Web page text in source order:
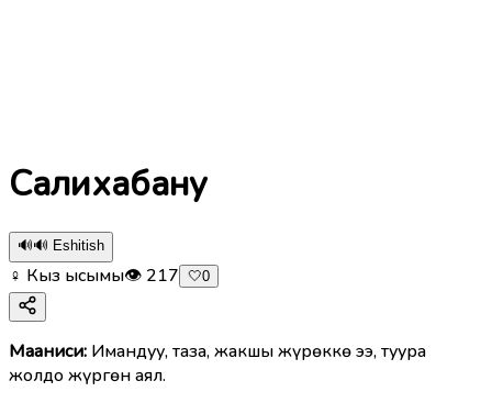
Салихабану
🔊🔊 Eshitish
♀ Кыз ысымы👁 217 🤍0
Мааниcи: Имандуу, таза, жакшы жүрөккө ээ, туура
жолдо жүргөн аял.